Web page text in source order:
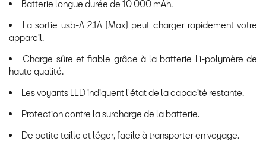
Batterie longue durée de 10 000 mAh.
La sortie usb-A 2.1A (Max) peut charger rapidement votre
appareil.
Charge sûre et fiable grâce à la batterie Li-polymère de
haute qualité.
Les voyants LED indiquent l'état de la capacité restante.
Protection contre la surcharge de la batterie.
De petite taille et léger, facile à transporter en voyage.